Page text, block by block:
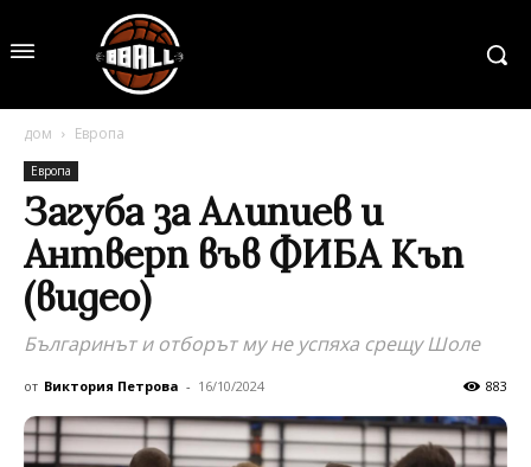
дом Европа
Европа
Загуба за Алипиев и
Антверп във ФИБА Къп
(видео)
Българинът и отборът му не успяха срещу Шоле
от Виктория Петрова - 16/10/2024 883